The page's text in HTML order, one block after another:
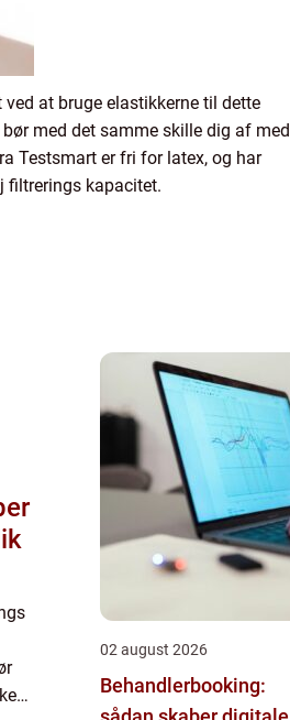
at bruge elastikkerne til dette
med det samme skille dig af med
Testsmart er fri for latex, og har
filtrerings kapacitet.
02 august 2026
Behandlerbooking: